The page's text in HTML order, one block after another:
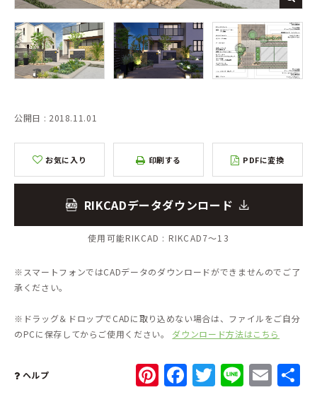
公開日 : 2018.11.01
お気に入り 印刷する PDFに変換
RIKCADデータダウンロード
使用可能RIKCAD : RIKCAD7～13
※スマートフォンではCADデータのダウンロードができませんのでご了
承ください。
※ドラッグ＆ドロップでCADに取り込めない場合は、ファイルをご自分
のPCに保存してからご使用ください。 ダウンロード方法はこちら
ヘルプ Pinterest
Facebook
Twitter
Line